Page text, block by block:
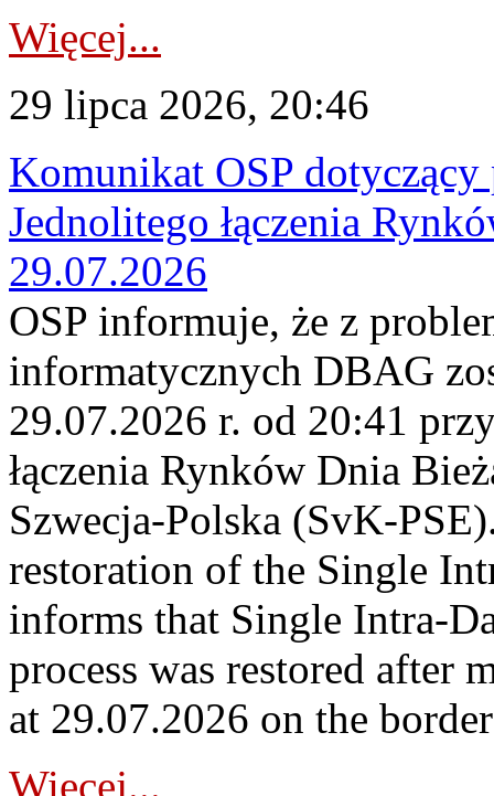
Więcej...
29 lipca 2026, 20:46
Komunikat OSP
Jednolitego łączenia
29.07.2026
OSP informuje, że z
informatycznych DBAG
29.07.2026 r. od 20:41
łączenia Rynków Dnia
Szwecja-Polska (SvK-
restoration of the Single
informs that Single Intra-
process was restored after
at 29.07.2026 on the
Więcej...